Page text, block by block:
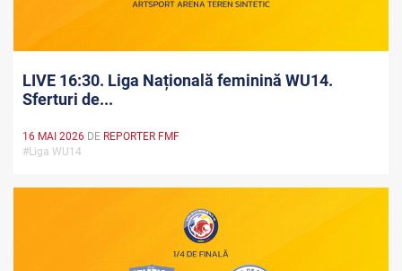
LIVE 16:30. Liga Națională feminină WU14.
Sferturi de...
16 MAI 2026 DE REPORTER FMF
#Liga WU14